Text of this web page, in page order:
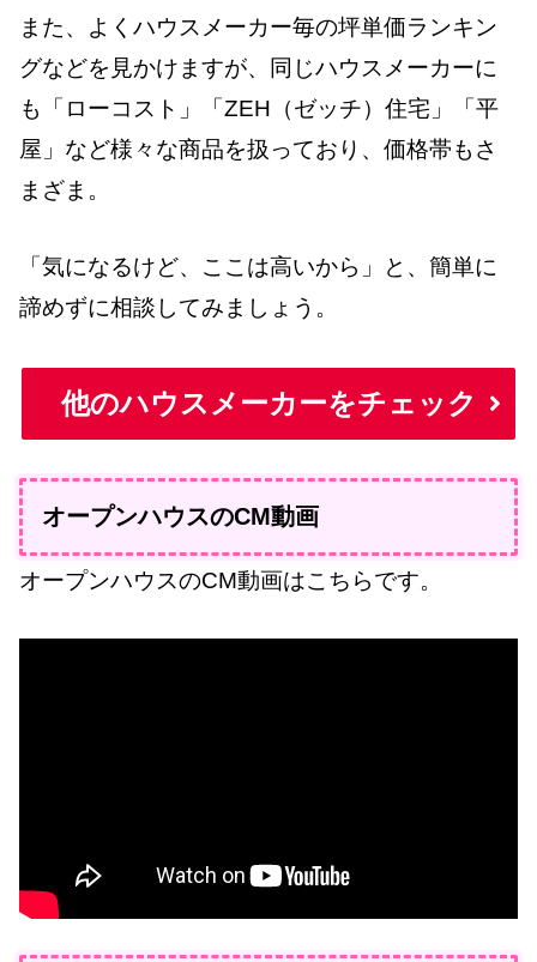
また、よくハウスメーカー毎の坪単価ランキン
グなどを見かけますが、同じハウスメーカーに
も「ローコスト」「ZEH（ゼッチ）住宅」「平
屋」など様々な商品を扱っており、価格帯もさ
まざま。
「気になるけど、ここは高いから」と、簡単に
諦めずに相談してみましょう。
他のハウスメーカーをチェック
オープンハウスのCM動画
オープンハウスのCM動画はこちらです。